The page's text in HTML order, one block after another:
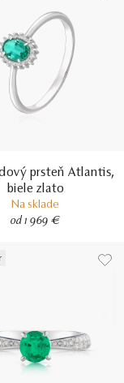
prsteň Atlantis,
biele zlato
Na sklade
od 1 969 €